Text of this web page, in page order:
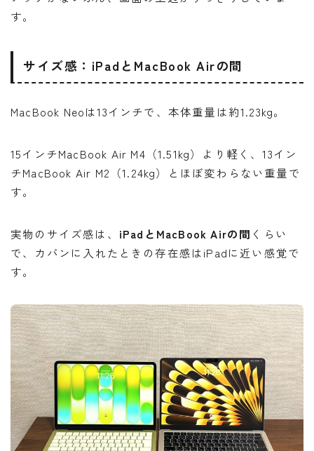
す。
サイズ感：iPadとMacBook Airの間
MacBook Neoは13インチで、本体重量は約1.23kg。
15インチMacBook Air M4（1.51kg）より軽く、13イン
チMacBook Air M2（1.24kg）とほぼ変わらない重量で
す。
実物のサイズ感は、 iPadとMacBook Airの間 くらい
で、カバンに入れたときの存在感はiPadに近い感覚で
す。